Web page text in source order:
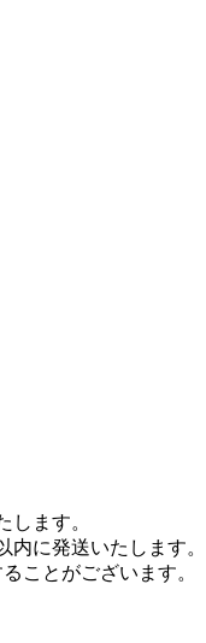
ます。
に発送いたします。
ことがございます。